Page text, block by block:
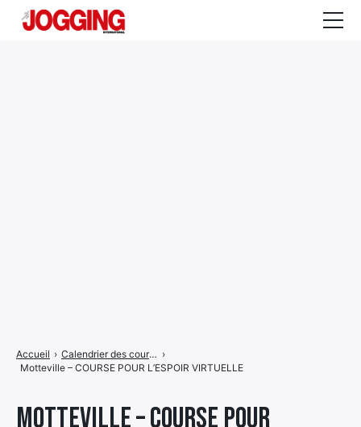
Motteville – COURSE POUR
Accueil › Calendrier des courses ›
Motteville – COURSE POUR L’ESPOIR VIRTUELLE
de ÉlémentÉlément